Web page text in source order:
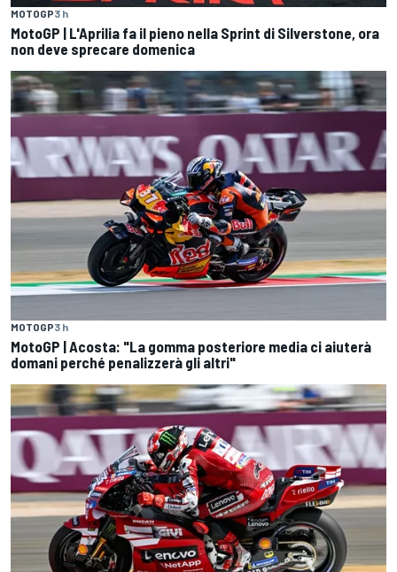
MOTOGP3 h
MotoGP | L'Aprilia fa il pieno nella Sprint di Silverstone, ora
non deve sprecare domenica
MOTOGP3 h
MotoGP | Acosta: "La gomma posteriore media ci aiuterà
domani perché penalizzerà gli altri"